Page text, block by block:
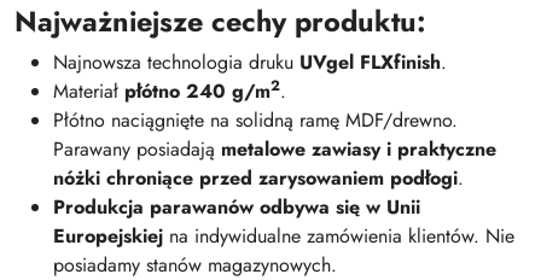
Najważniejsze cechy produktu:
Najnowsza technologia druku UVgel FLXfinish.
Materiał płótno 240 g/m2.
Płótno naciągnięte na solidną ramę MDF/drewno.
Parawany posiadają metalowe zawiasy i praktyczne
nóżki chroniące przed zarysowaniem podłogi.
Produkcja parawanów odbywa się w Unii
Europejskiej na indywidualne zamówienia klientów. Nie
posiadamy stanów magazynowych.